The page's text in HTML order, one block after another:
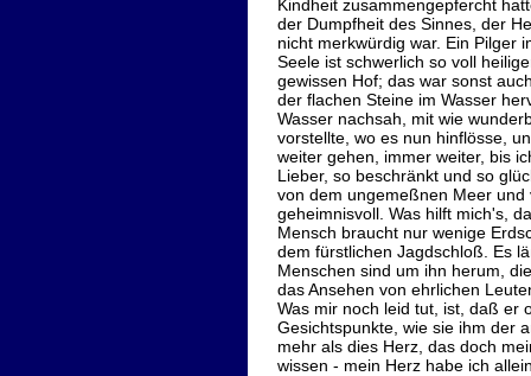
Kindheit zusammengepfercht
der Dumpfheit des Sinnes, der
nicht merkwürdig war. Ein Pilger
Seele ist schwerlich so voll
gewissen Hof; das war sonst
der flachen Steine im Wasser
Wasser nachsah, mit wie
vorstellte, wo es nun hinflösse,
weiter gehen, immer weiter, bis
Lieber, so beschränkt und so
von dem ungemeßnen Meer
geheimnisvoll. Was hilft mich's,
Mensch braucht nur wenige
dem fürstlichen Jagdschloß. Es
Menschen sind um ihn herum,
das Ansehen von ehrlichen
Was mir noch leid tut, ist, daß er
Gesichtspunkte, wie sie ihm der
mehr als dies Herz, das doch
wissen - mein Herz habe ich